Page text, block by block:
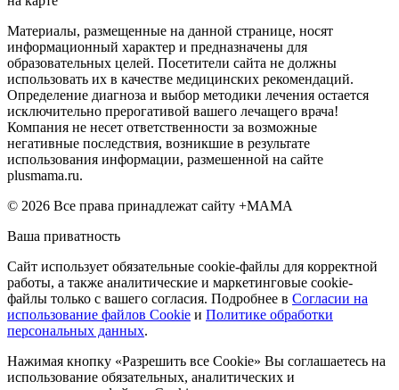
Материалы, размещенные на данной странице, носят
информационный характер и предназначены для
образовательных целей. Посетители сайта не должны
использовать их в качестве медицинских рекомендаций.
Определение диагноза и выбор методики лечения остается
исключительно прерогативой вашего лечащего врача!
Компания не несет ответственности за возможные
негативные последствия, возникшие в результате
использования информации, размешенной на сайте
plusmama.ru.
© 2026 Все права принадлежат сайту +МАМА
Ваша приватность
Сайт использует обязательные cookie-файлы для корректной
работы, а также аналитические и маркетинговые cookie-
файлы только с вашего согласия. Подробнее в Согласии на
использование файлов Cookie и Политике обработки
персональных данных.
Нажимая кнопку «Разрешить все Cookie» Вы соглашаетесь на
использование обязательных, аналитических и